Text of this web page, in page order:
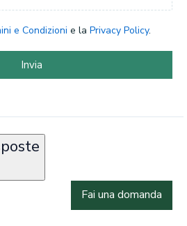
e Condizioni e la Privacy Policy.
Invia
Fai una domanda